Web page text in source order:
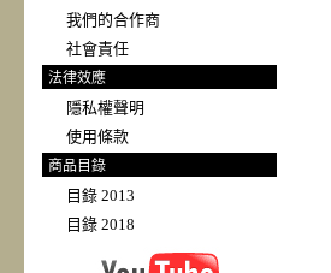
我們的合作商
社會責任
法律效應
隱私權聲明
使用條款
商品目錄
目錄 2013
目錄 2018